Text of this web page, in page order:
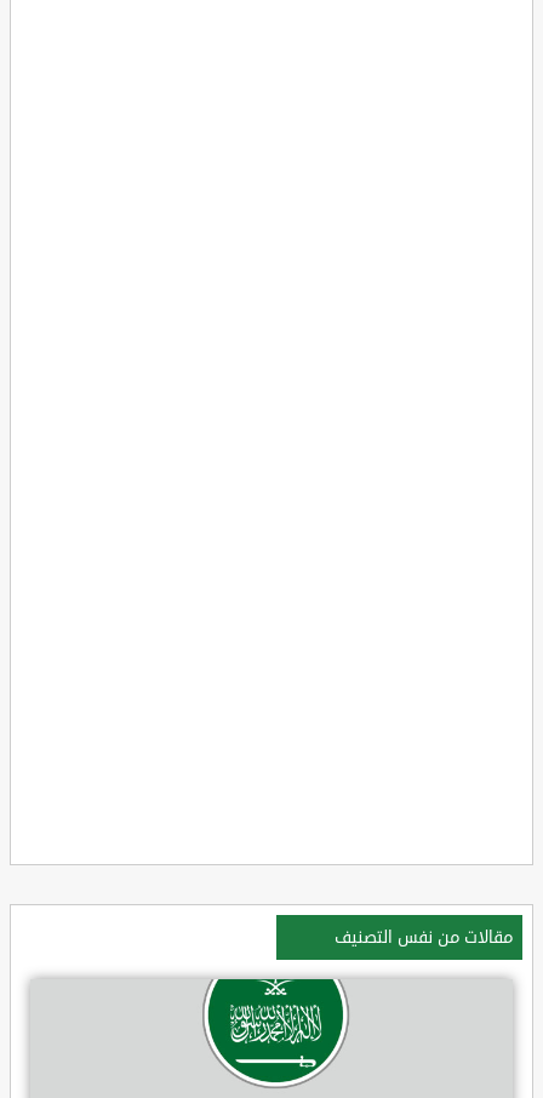
مقالات من نفس التصنيف